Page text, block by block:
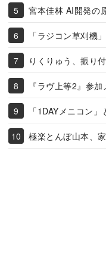
宮本佳林 AI開発の
「ラジコン草刈機
りくりゅう、振り
『ラヴ上等2』参
「1DAYメニコン
極楽とんぼ山本、